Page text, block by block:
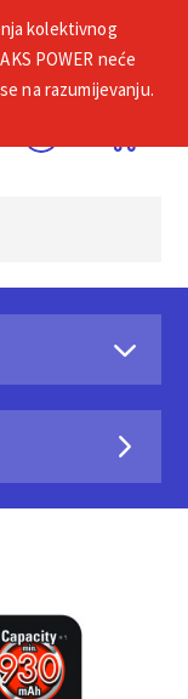
kolektivnog
POWER neće
na razumijevanju.